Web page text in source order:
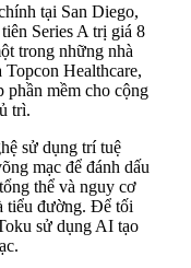
tại San Diego,
Series A trị giá 8
trong những nhà
Healthcare,
phần mềm cho cộng
trì.
sử dụng trí tuệ
mạc để đánh dấu
thể và nguy cơ
tiểu đường. Để tối
sử dụng AI tạo